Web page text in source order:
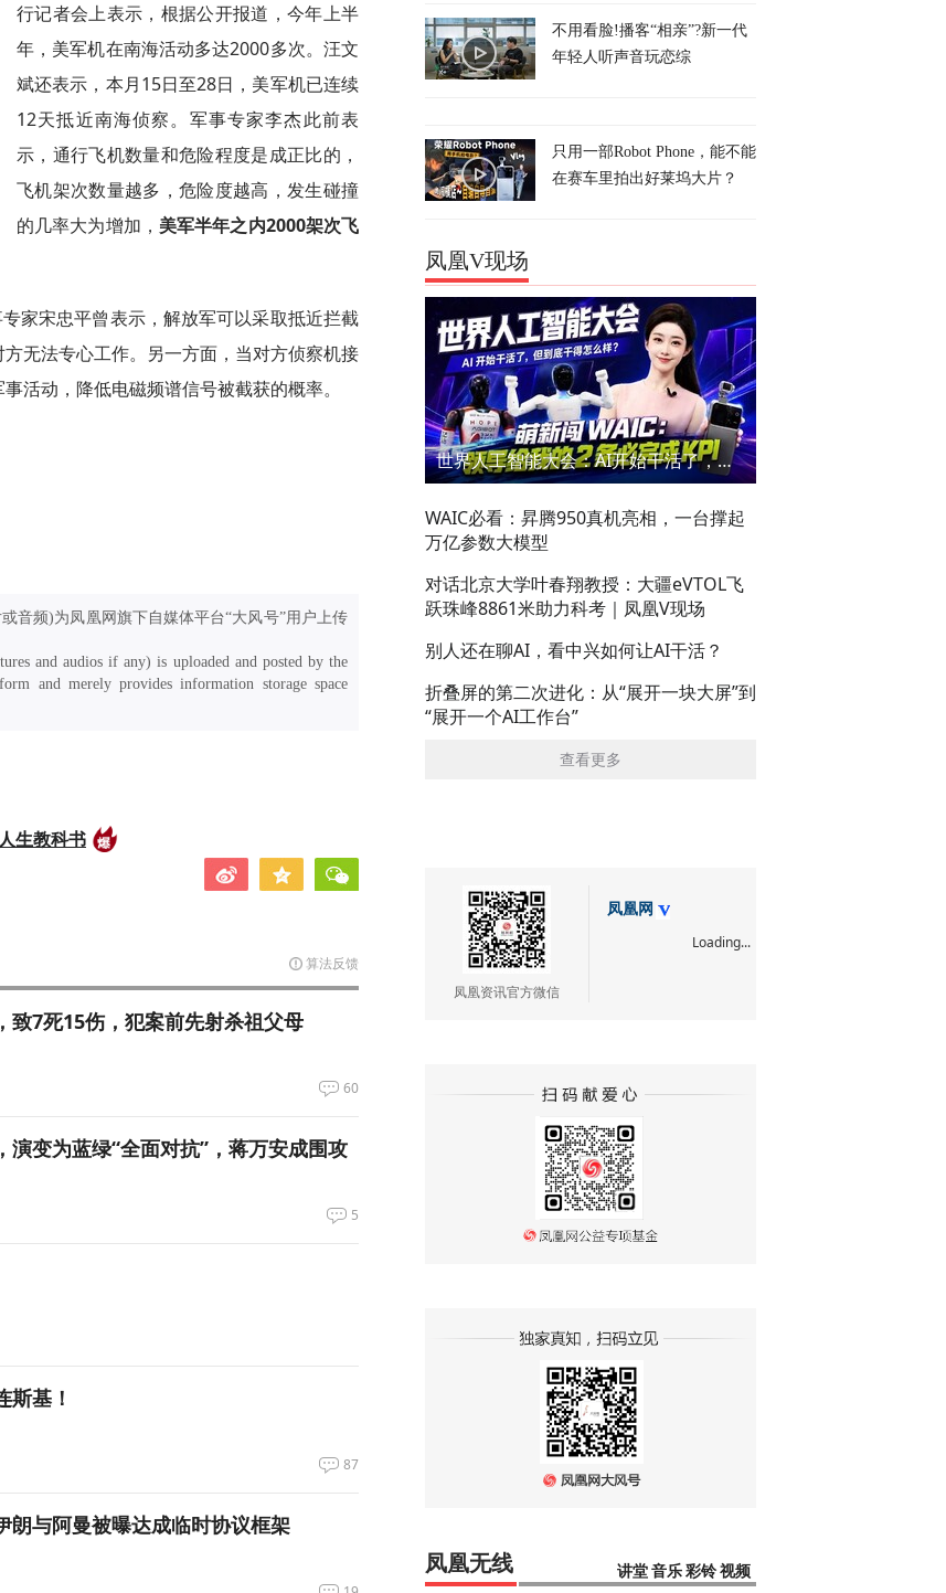
行记者会上表示，根据公开报道，今年上半
年，美军机在南海活动多达2000多次。汪文
斌还表示，本月15日至28日，美军机已连续
12天抵近南海侦察。军事专家李杰此前表
示，通行飞机数量和危险程度是成正比的，
飞机架次数量越多，危险度越高，发生碰撞
的几率大为增加， 美军半年之内2000架次飞
家宋忠平曾表示，解放军可以采取抵近拦截
无法专心工作。另一方面，当对方侦察机接
活动，降低电磁频谱信号被截获的概率。
音频)为凤凰网旗下自媒体平台“大风号”用户上传
and audios if any) is uploaded and posted by the
and merely provides information storage space
生教科书
算法反馈
致7死15伤，犯案前先射杀祖父母
60
演变为蓝绿“全面对抗”，蒋万安成围攻
5
斯基！
87
朗与阿曼被曝达成临时协议框架
不用看脸!播客“相亲”?新一代
年轻人听声音玩恋综
只用一部Robot Phone，能不能
在赛车里拍出好莱坞大片？
凤凰V现场
世界人工智能大会：AI开始干活了，但到底干的怎么样？萌新闯WAIC
WAIC必看：昇腾950真机亮相，一台撑起
万亿参数大模型
对话北京大学叶春翔教授：大疆eVTOL飞
跃珠峰8861米助力科考｜凤凰V现场
别人还在聊AI，看中兴如何让AI干活？
折叠屏的第二次进化：从“展开一块大屏”到
“展开一个AI工作台”
查看更多
凤凰资讯官方微信
凤凰网
Loading...
讲堂 音乐 彩铃 视频
凤凰无线